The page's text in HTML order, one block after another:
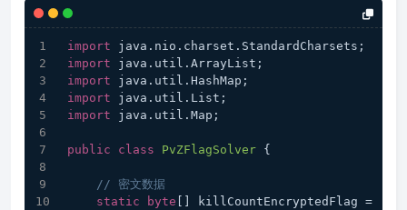
import java.nio.charset.StandardCharsets;
import java.util.ArrayList;
import java.util.HashMap;
import java.util.List;
import java.util.Map;
public class PvZFlagSolver {
// 密文数据
static
byte [] killCountEncryptedFlag =